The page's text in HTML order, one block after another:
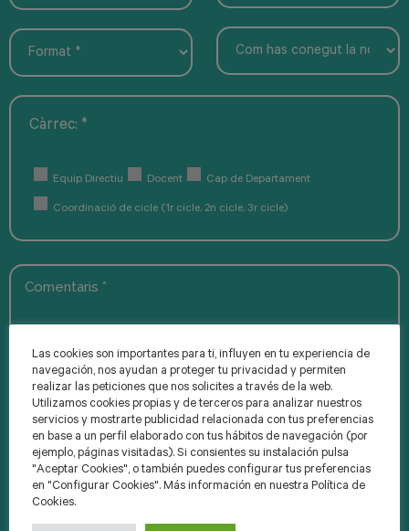
Càrrec: *
Equip Directiu Docent Cap de Departament
Coordinació de cicle (1r cicle, 2n cicle, 3r cicle)
Consentiment GDPR *
Las cookies son importantes para ti, influyen en tu experiencia de
navegación, nos ayudan a proteger tu privacidad y permiten
realizar las peticiones que nos solicites a través de la web.
Utilizamos cookies propias y de terceros para analizar nuestros
servicios y mostrarte publicidad relacionada con tus preferencias
en base a un perfil elaborado con tus hábitos de navegación (por
ejemplo, páginas visitadas). Si consientes su instalación pulsa
"Aceptar Cookies", o también puedes configurar tus preferencias
en "Configurar Cookies". Más información en nuestra Política de
Cookies.